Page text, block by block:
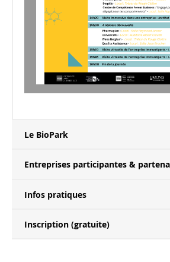
Le BioPark
Entreprises participantes &
Infos pratiques
Inscription (gratuite)